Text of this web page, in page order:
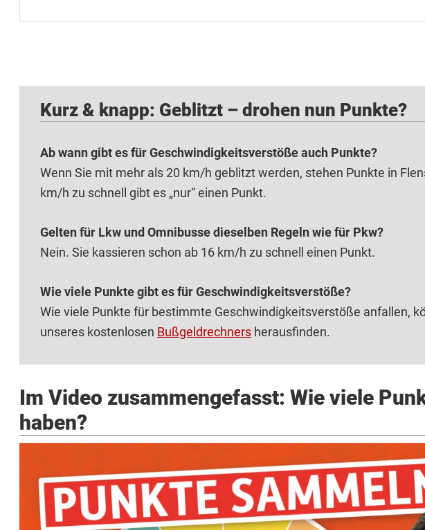
Kurz & knapp: Geblitzt – drohen nun Punkte?
Ab wann gibt es für Geschwindigkeitsverstöße auch Punkte?
Wenn Sie mit mehr als 20 km/h geblitzt werden, stehen Punkte in
km/h zu schnell gibt es „nur“ einen Punkt.
Gelten für Lkw und Omnibusse dieselben Regeln wie für Pkw?
Nein. Sie kassieren schon ab 16 km/h zu schnell einen Punkt.
Wie viele Punkte gibt es für Geschwindigkeitsverstöße?
Wie viele Punkte für bestimmte Geschwindigkeitsverstöße anfallen,
unseres kostenlosen Bußgeldrechners herausfinden.
Im Video zusammengefasst: Wie viele
haben?